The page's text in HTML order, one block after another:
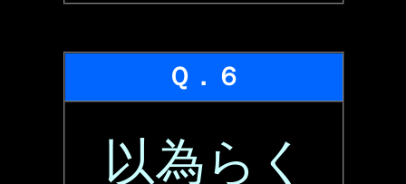
Ｑ．６
以為らく